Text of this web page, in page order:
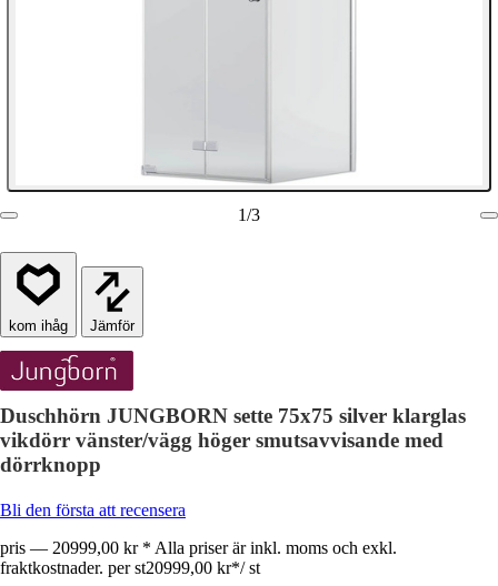
1/3
Jämför
Duschhörn JUNGBORN sette 75x75 silver klarglas
vikdörr vänster/vägg höger smutsavvisande med
dörrknopp
Bli den första att recensera
pris — 20999,00 kr * Alla priser är inkl. moms och exkl.
fraktkostnader. per st20999,00 kr*/ st